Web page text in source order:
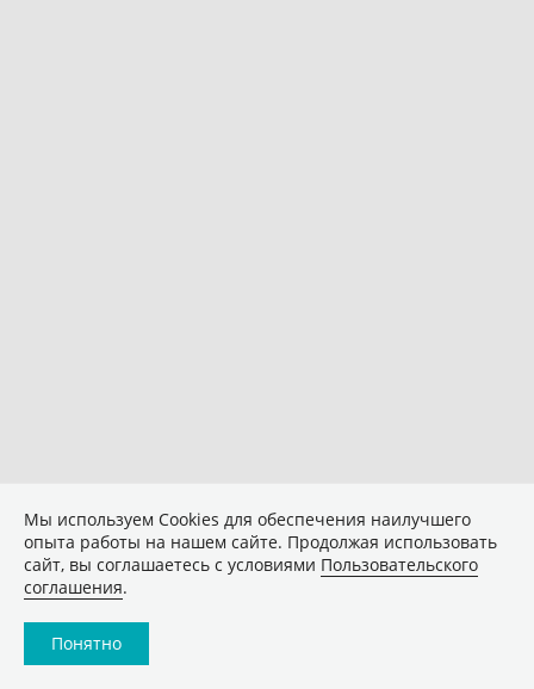
Мы используем Сookies для обеспечения наилучшего
опыта работы на нашем сайте. Продолжая использовать
сайт, вы соглашаетесь с условиями Пользовательского
соглашения.
Понятно